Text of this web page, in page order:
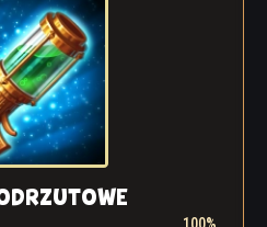
tu moje rzeczy?
W przeciwnym razie
zostanie pożarta przez
kolana. Ręka